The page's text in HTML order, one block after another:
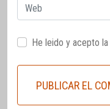
Web
He leido y acepto la